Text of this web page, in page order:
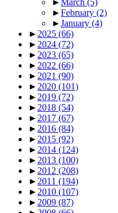
►February (2)
►January (4)
► 2025 (66)
► 2024 (72)
► 2023 (65)
► 2022 (66)
► 2021 (90)
► 2020 (101)
► 2019 (72)
► 2018 (54)
► 2017 (67)
► 2016 (84)
► 2015 (92)
► 2014 (124)
► 2013 (100)
► 2012 (208)
► 2011 (194)
► 2010 (107)
► 2009 (87)